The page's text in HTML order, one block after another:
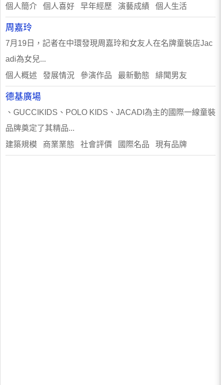
個人簡介 個人喜好 早年經歷 演藝成績 個人生活
周嘉玲
7月19日，記者在中環發現周嘉玲和女友人在名牌童裝店Jac
adi為女兒...
個人概述 發展情況 參演作品 最新動態 緋聞男友
德基廣場
、GUCCIKIDS、POLO KIDS、JACADI為主的國際一線童裝
品牌奠定了其精品...
建築規模 商業業態 社會評價 國際名品 現有品牌